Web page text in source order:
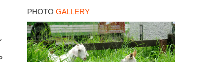
PHOTO GALLERY